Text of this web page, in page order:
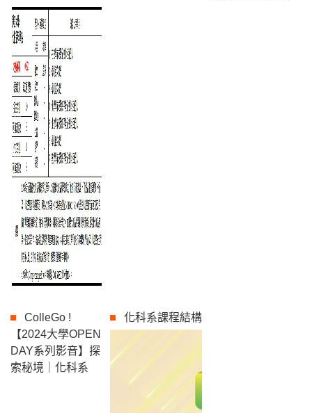
ColleGo !
【2024大學OPEN
DAY系列影音】探
索秘境｜化科系
化科系課程結構